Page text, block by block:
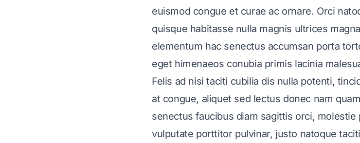
euismod congue et curae ac ornare. Orci
quisque habitasse nulla magnis ultrices
elementum hac senectus accumsan porta
eget himenaeos conubia primis lacinia
Felis ad nisi taciti cubilia dis nulla potenti,
at congue, aliquet sed lectus donec nam
senectus faucibus diam sagittis orci,
vulputate porttitor pulvinar, justo natoque